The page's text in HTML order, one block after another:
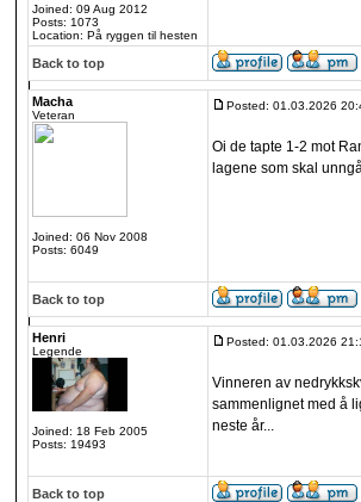
Joined: 09 Aug 2012
Posts: 1073
Location: På ryggen til hesten
Back to top
Macha
Veteran
Joined: 06 Nov 2008
Posts: 6049
Posted: 01.03.2026
Oi de tapte 1-2 mot
lagene som skal
Back to top
Henri
Legende
Joined: 18 Feb 2005
Posts: 19493
Posted: 01.03.2026
Vinneren av
sammenlignet med å
neste år...
Back to top